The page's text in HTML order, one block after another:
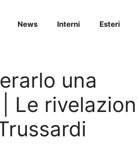
News Interni Esteri
una
Le